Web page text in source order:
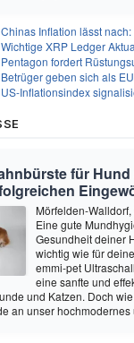
Chinas Inflation lässt nach: Ein willkommenes Zeichen für
Wichtige XRP Ledger Aktualisierung
Pentagon fordert Rüstungsunternehmen auf, Produktion
Betrüger geben sich als EU-Regulierungsbehörden aus, um
US-Inflationsindex signalisiert eine
für Hund
Mörfelden-
Eine gute
Gesundheit deiner
wichtig wie für
emmi-pet
eine sanfte und
und Katzen. Doch
an unser hochmodernes